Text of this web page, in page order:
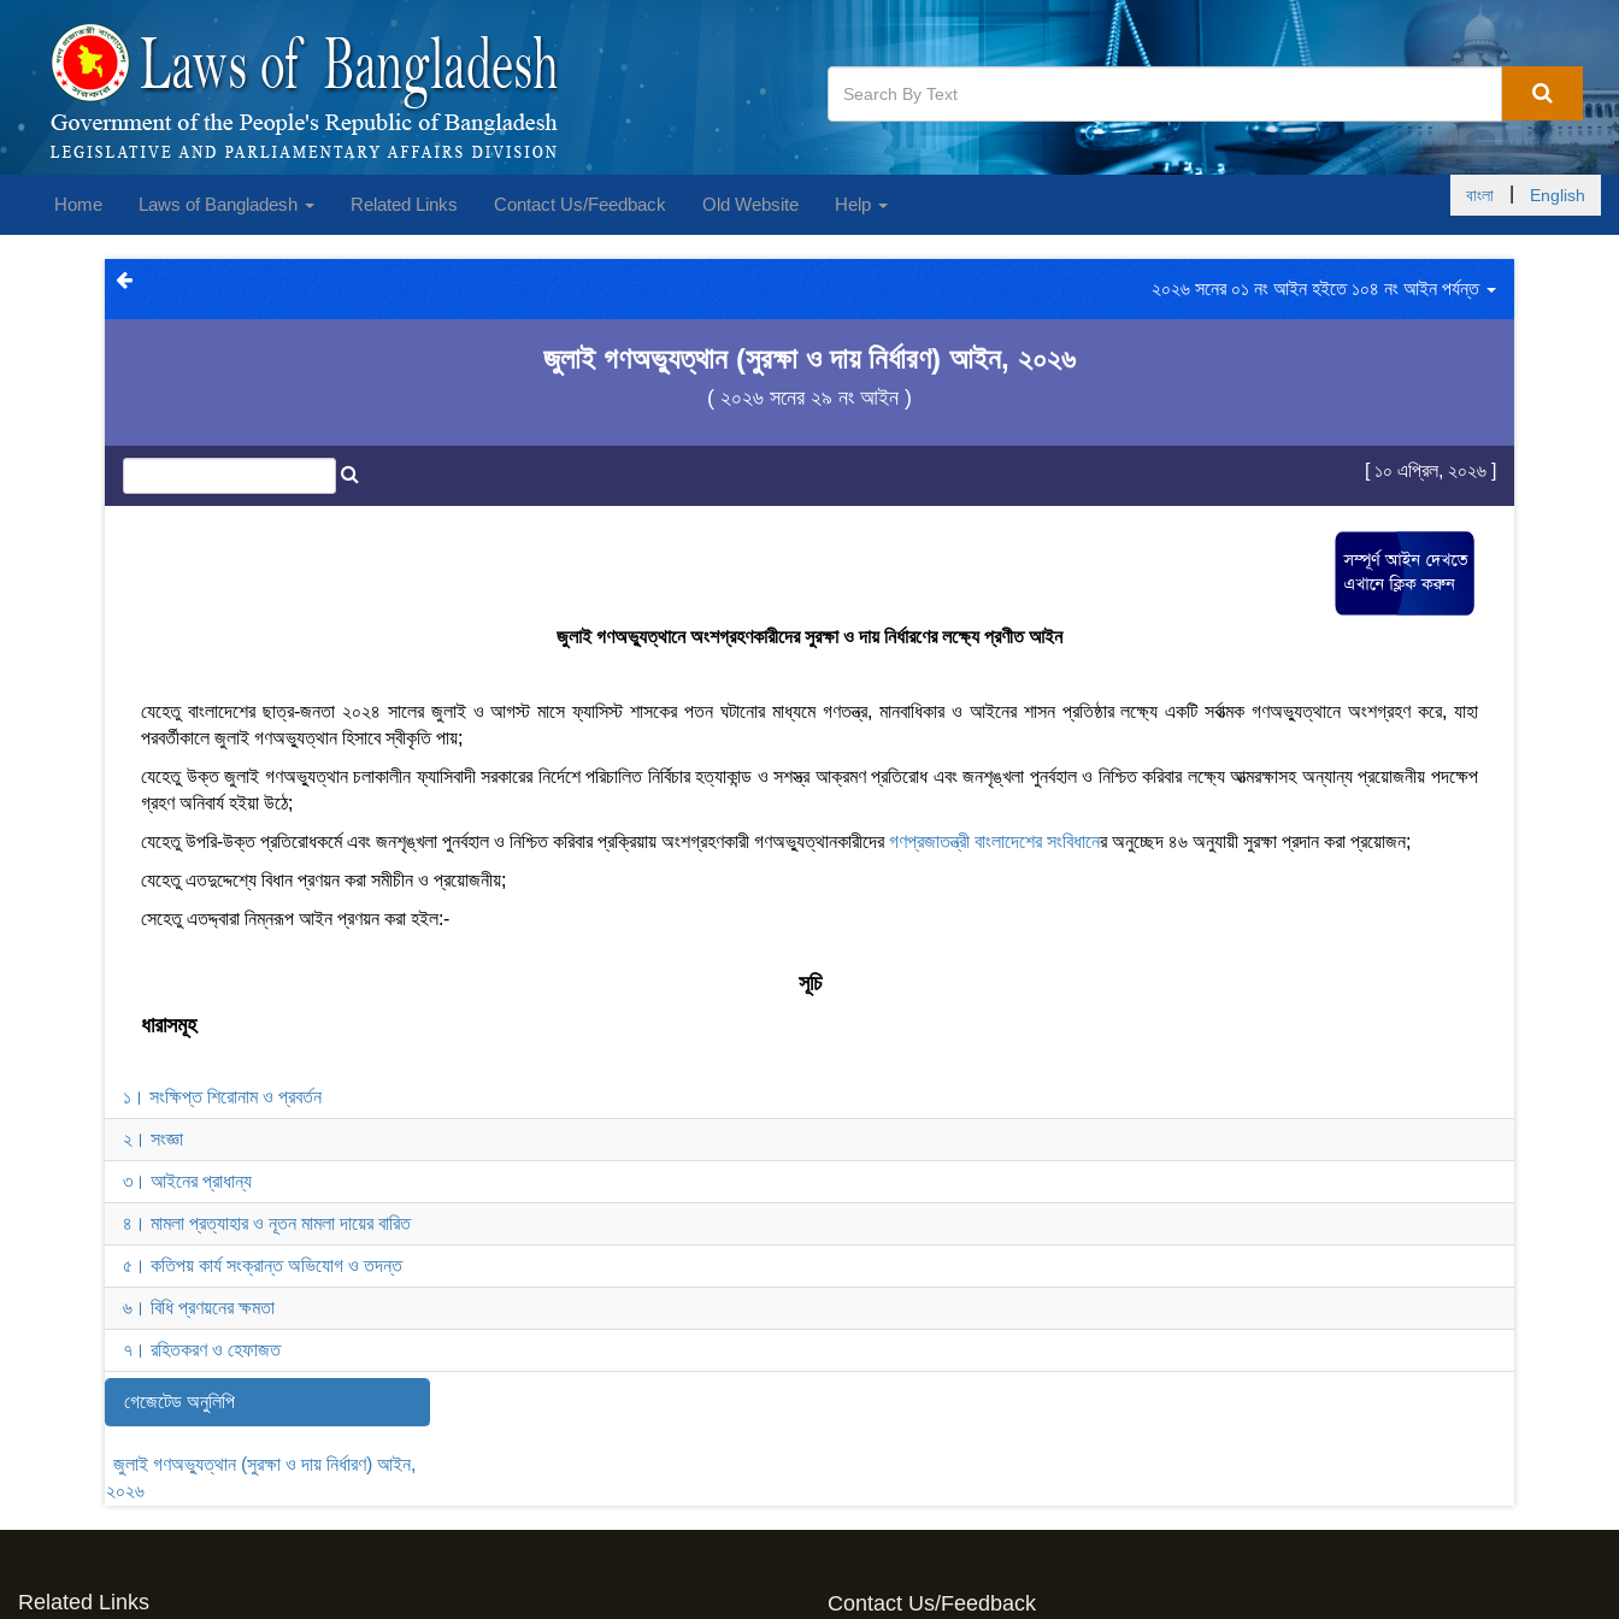
Home Laws of Bangladesh Related Links Contact Us/Feedback Old Website Help বাংলা English
২০২৬ সনের ০১ নং আইন হইতে ১০৪ নং আইন পর্যন্ত
জুলাই গণঅভ্যুত্থান (সুরক্ষা ও দায় নির্ধারণ) আইন, ২০২৬
( ২০২৬ সনের ২৯ নং আইন )
[ ১০ এপ্রিল, ২০২৬ ]
জুলাই গণঅভ্যুত্থানে অংশগ্রহণকারীদের সুরক্ষা ও দায় নির্ধারণের লক্ষ্যে প্রণীত আইন
যেহেতু বাংলাদেশের ছাত্র-জনতা ২০২৪ সালের জুলাই ও আগস্ট মাসে ফ্যাসিস্ট শাসকের পতন ঘটানোর মাধ্যমে গণতন্ত্র, মানবাধিকার ও আইনের শাসন প্রতিষ্ঠার লক্ষ্যে একটি সর্বাত্মক গণঅভ্যুত্থানে অংশগ্রহণ করে, যাহা
পরবর্তীকালে জুলাই গণঅভ্যুত্থান হিসাবে স্বীকৃতি পায়;
যেহেতু উক্ত জুলাই গণঅভ্যুত্থান চলাকালীন ফ্যাসিবাদী সরকারের নির্দেশে পরিচালিত নির্বিচার হত্যাকান্ড ও সশস্ত্র আক্রমণ প্রতিরোধ এবং জনশৃঙ্খলা পুনর্বহাল ও নিশ্চিত করিবার লক্ষ্যে আত্মরক্ষাসহ অন্যান্য প্রয়োজনীয় পদক্ষেপ
গ্রহণ অনিবার্য হইয়া উঠে;
যেহেতু উপরি-উক্ত প্রতিরোধকর্মে এবং জনশৃঙ্খলা পুনর্বহাল ও নিশ্চিত করিবার প্রক্রিয়ায় অংশগ্রহণকারী গণঅভ্যুত্থানকারীদেরগণপ্রজাতন্ত্রী বাংলাদেশের সংবিধানের অনুচ্ছেদ ৪৬ অনুযায়ী সুরক্ষা প্রদান করা প্রয়োজন;
যেহেতু এতদুদ্দেশ্যে বিধান প্রণয়ন করা সমীচীন ও প্রয়োজনীয়;
সেহেতু এতদ্দ্বারা নিম্নরূপ আইন প্রণয়ন করা হইল:-
সূচি
ধারাসমূহ
১। সংক্ষিপ্ত শিরোনাম ও প্রবর্তন
২। সংজ্ঞা
৩। আইনের প্রাধান্য
৪। মামলা প্রত্যাহার ও নূতন মামলা দায়ের বারিত
৫। কতিপয় কার্য সংক্রান্ত অভিযোগ ও তদন্ত
৬। বিধি প্রণয়নের ক্ষমতা
৭। রহিতকরণ ও হেফাজত
গেজেটেড অনুলিপি
জুলাই গণঅভ্যুত্থান (সুরক্ষা ও দায় নির্ধারণ) আইন,
২০২৬
Related Links Contact Us/Feedback